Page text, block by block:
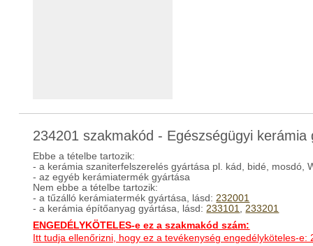
234201 szakmakód - Egészségügyi kerámia
Ebbe a tételbe tartozik:
- a kerámia szaniterfelszerelés gyártása pl. kád, bidé, mosdó,
- az egyéb kerámiatermék gyártása
Nem ebbe a tételbe tartozik:
- a tűzálló kerámiatermék gyártása, lásd:232001
- a kerámia építőanyag gyártása, lásd:233101,233201
ENGEDÉLYKÖTELES-e ez a szakmakód szám:
Itt tudja ellenőrizni, hogy ez a tevékenység engedélyköteles-e: